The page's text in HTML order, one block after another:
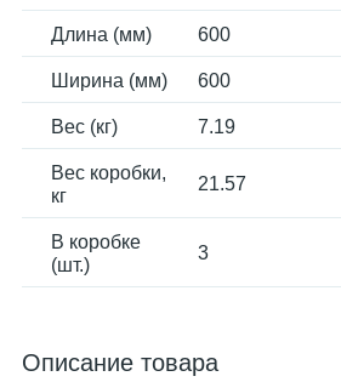
Длина (мм) 600
Ширина (мм) 600
Вес (кг) 7.19
Вес коробки,
кг
21.57
В коробке
(шт.)
3
Описание товара